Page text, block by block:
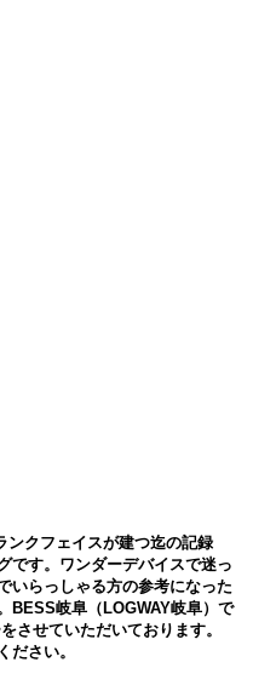
ンクフェイスが建つ迄の記録
です。ワンダーデバイスで迷っ
いらっしゃる方の参考になった
BESS岐阜（LOGWAY岐阜）で
させていただいております。
ださい。